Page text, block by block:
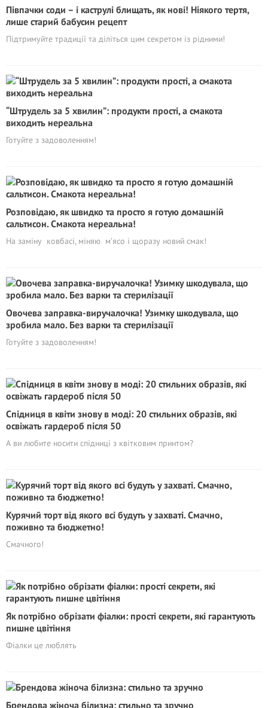
Півпачки соди – і каструлі блищать, як нові! Ніякого тертя,
лише старий бабусин рецепт
Підтримуйте традиції та діліться цим секретом із рідними!
“Штрудель за 5 хвилин”: продукти прості, а смакота
виходить нереальна
Готуйте з задоволенням!
Розповідаю, як швидко та просто я готую домашній
сальтисон. Смакота нереальна!
На заміну ковбасі, міняю м’ясо і щоразу новий смак!
Овочева заправка-виручалочка! Узимку шкодувала, що
зробила мало. Без варки та стерилізації
Готуйте з задоволенням!
Спідниця в квіти знову в моді: 20 стильних образів, які
освіжать гардероб після 50
А ви любите носити спідниці з квітковим принтом?
Курячий торт від якого всі будуть у захваті. Смачно,
поживно та бюджетно!
Смачного!
Як потрібно обрізати фіалки: прості секрети, які гарантують
пишне цвітіння
Фіалки це люблять
Брендова жіноча білизна: стильно та зручно